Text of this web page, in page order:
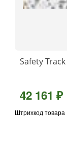
Safety
42 161 ₽
Штрихкод товара